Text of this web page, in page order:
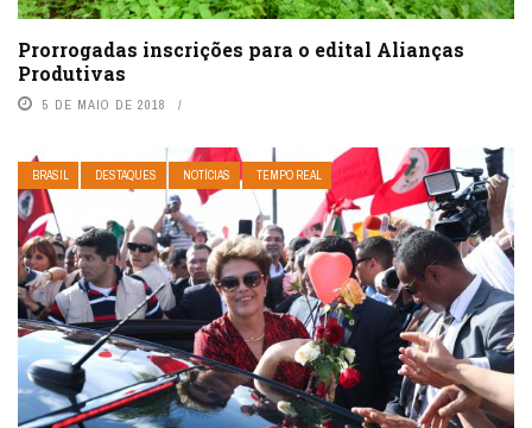
Prorrogadas inscrições para o edital Alianças
Produtivas
5 DE MAIO DE 2018
BRASIL DESTAQUES NOTÍCIAS TEMPO REAL